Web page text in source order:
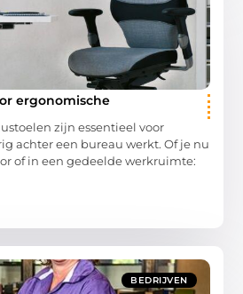
ergonomische
zijn essentieel voor
achter een bureau werkt. Of je nu
of in een gedeelde werkruimte:
BEDRIJVEN